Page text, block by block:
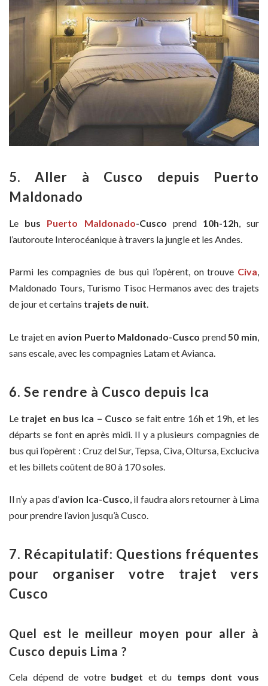
5. Aller à Cusco depuis Puerto
Maldonado
Le bus Puerto Maldonado-Cusco prend10h-12h , sur
l’autoroute Interocéanique à travers la jungle et les Andes.
Parmi les compagnies de bus qui l’opèrent, on trouve Civa,
Maldonado Tours, Turismo Tisoc Hermanos avec des trajets
de jour et certains trajets de nuit.
Le trajet en avion Puerto Maldonado-Cusco prend 50 min
sans escale, avec les compagnies Latam et Avianca.
6. Se rendre à Cusco depuis Ica
Le trajet en bus Ica – Cusco se fait entre 16h et 19h, et les
départs se font en après midi. Il y a plusieurs compagnies de
bus qui l’opèrent : Cruz del Sur, Tepsa, Civa, Oltursa, Excluciva
et les billets coûtent de 80 à 170 soles.
Il n’y a pas d’avion Ica-Cusco, il faudra alors retourner à Lima
pour prendre l’avion jusqu’à Cusco.
7. Récapitulatif: Questions fréquentes
pour organiser votre trajet vers
Cusco
Quel est le meilleur moyen pour aller à
Cusco depuis Lima ?
Cela dépend de votre budget et du temps dont vous